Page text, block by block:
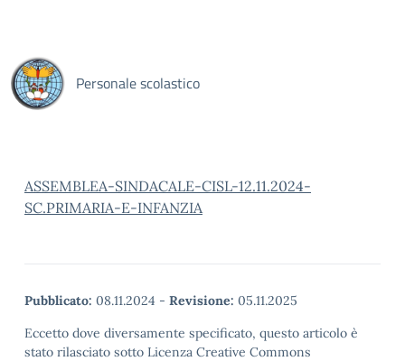
Personale scolastico
ASSEMBLEA-SINDACALE-CISL-12.11.2024-
SC.PRIMARIA-E-INFANZIA
Pubblicato: 08.11.2024 - Revisione: 05.11.2025
Eccetto dove diversamente specificato, questo articolo è
stato rilasciato sotto Licenza Creative Commons